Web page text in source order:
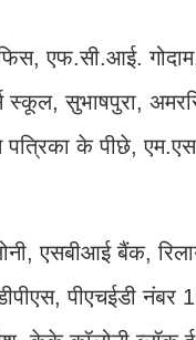
एफ.सी.आई. गोदाम,
स्कूल, सुभाषपुरा,
पत्रिका के पीछे,
एसबीआई बैंक,
पीएचईडी नंबर